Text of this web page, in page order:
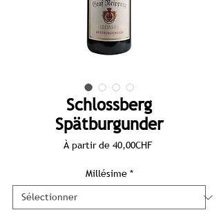
Schlossberg
Spätburgunder
À partir de 40,00CHFPrix
Millésime *